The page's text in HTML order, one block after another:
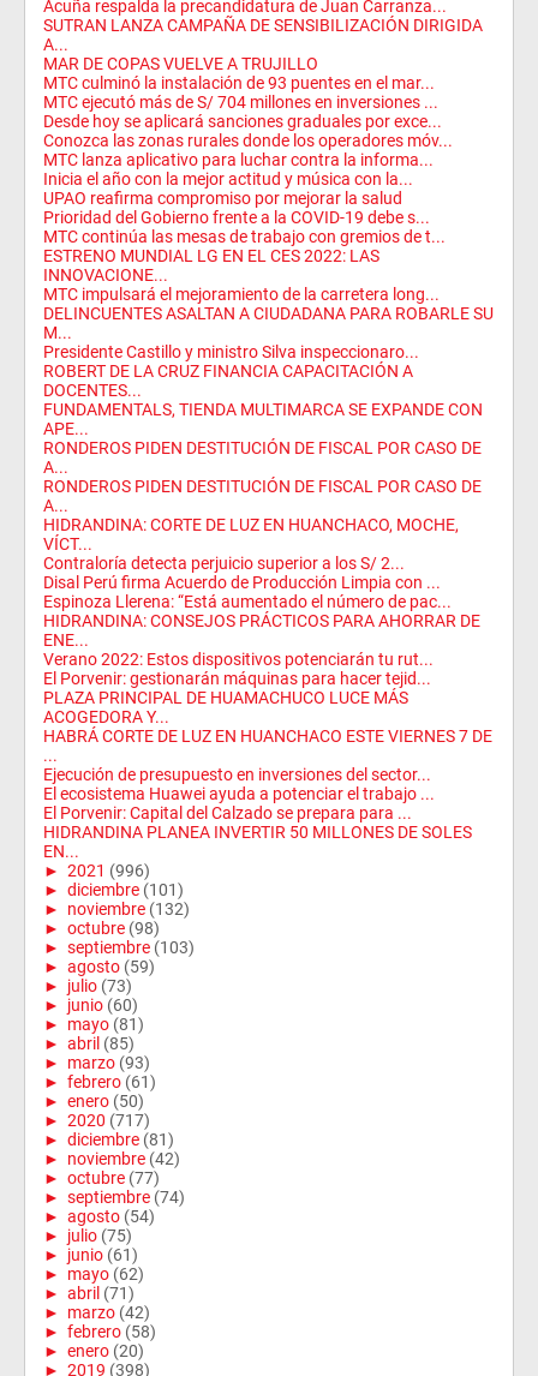
Acuña respalda la precandidatura de Juan Carranza...
SUTRAN LANZA CAMPAÑA DE SENSIBILIZACIÓN DIRIGIDA
A...
MAR DE COPAS VUELVE A TRUJILLO
MTC culminó la instalación de 93 puentes en el mar...
MTC ejecutó más de S/ 704 millones en inversiones ...
Desde hoy se aplicará sanciones graduales por exce...
Conozca las zonas rurales donde los operadores móv...
MTC lanza aplicativo para luchar contra la informa...
Inicia el año con la mejor actitud y música con la...
UPAO reafirma compromiso por mejorar la salud
Prioridad del Gobierno frente a la COVID-19 debe s...
MTC continúa las mesas de trabajo con gremios de t...
ESTRENO MUNDIAL LG EN EL CES 2022: LAS
INNOVACIONE...
MTC impulsará el mejoramiento de la carretera long...
DELINCUENTES ASALTAN A CIUDADANA PARA ROBARLE SU
M...
Presidente Castillo y ministro Silva inspeccionaro...
ROBERT DE LA CRUZ FINANCIA CAPACITACIÓN A
DOCENTES...
FUNDAMENTALS, TIENDA MULTIMARCA SE EXPANDE CON
APE...
RONDEROS PIDEN DESTITUCIÓN DE FISCAL POR CASO DE
A...
RONDEROS PIDEN DESTITUCIÓN DE FISCAL POR CASO DE
A...
HIDRANDINA: CORTE DE LUZ EN HUANCHACO, MOCHE,
VÍCT...
Contraloría detecta perjuicio superior a los S/ 2...
Disal Perú firma Acuerdo de Producción Limpia con ...
Espinoza Llerena: “Está aumentado el número de pac...
HIDRANDINA: CONSEJOS PRÁCTICOS PARA AHORRAR DE
ENE...
Verano 2022: Estos dispositivos potenciarán tu rut...
El Porvenir: gestionarán máquinas para hacer tejid...
PLAZA PRINCIPAL DE HUAMACHUCO LUCE MÁS
ACOGEDORA Y...
HABRÁ CORTE DE LUZ EN HUANCHACO ESTE VIERNES 7 DE
...
Ejecución de presupuesto en inversiones del sector...
El ecosistema Huawei ayuda a potenciar el trabajo ...
El Porvenir: Capital del Calzado se prepara para ...
HIDRANDINA PLANEA INVERTIR 50 MILLONES DE SOLES
EN...
► 2021 (996)
► diciembre (101)
► noviembre (132)
► octubre (98)
► septiembre (103)
► agosto (59)
► julio (73)
► junio (60)
► mayo (81)
► abril (85)
► marzo (93)
► febrero (61)
► enero (50)
► 2020 (717)
► diciembre (81)
► noviembre (42)
► octubre (77)
► septiembre (74)
► agosto (54)
► julio (75)
► junio (61)
► mayo (62)
► abril (71)
► marzo (42)
► febrero (58)
► enero (20)
► 2019 (398)